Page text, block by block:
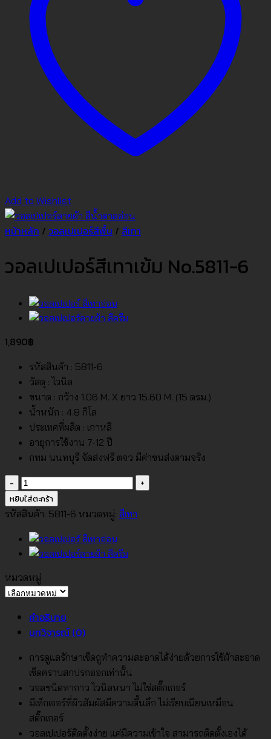
Add to Wishlist
หน้าหลัก / วอลเปเปอร์สีพื้น / สีเทา
วอลเปเปอร์สีเทาเข้ม No.5811-6
1,890฿
รหัสสินค้า : 5811-6
วัสดุ : ไวนิล
ขนาด : กว้าง 1.06 M. X ยาว 15.60 M. (15 ตรม.)
น้ำหนัก : 4.8 กิโล
ประเทศที่ผลิต : เกาหลี
อายุการใช้งาน 7-12 ปี
กทม นนทบุรี จัดส่งฟรี ตจว มีค่าขนส่งตามจริง
จำนวน
วอลเปเปอร์
สี
เข้ม
No.5811-
6
ชิ้น
หยิบใส่ตะกร้า
รหัสสินค้า: 5811-6 หมวดหมู่: สีเทา
หมวดหมู่
หมวด
คำอธิบาย
บทวิจารณ์ (0)
การดูแลรักษาเช็ดถูทำความสะอาดได้ง่ายด้วยการใช้ผ้าสะอาด
เช็ดคราบสกปรกออกเท่านั้น
วอลชนิดทากาว ไวนิลหนา ไม่ใช่สติ๊กเกอร์
มีเท็กเจอร์ที่ผิวสัมผัสมีความตื้นลึก ไม่เรียบเนียนเหมือน
สติ๊กเกอร์
วอลเปเปอร์ติดตั้งง่าย แค่มีความเข้าใจ สามารถติดตั้งเองได้